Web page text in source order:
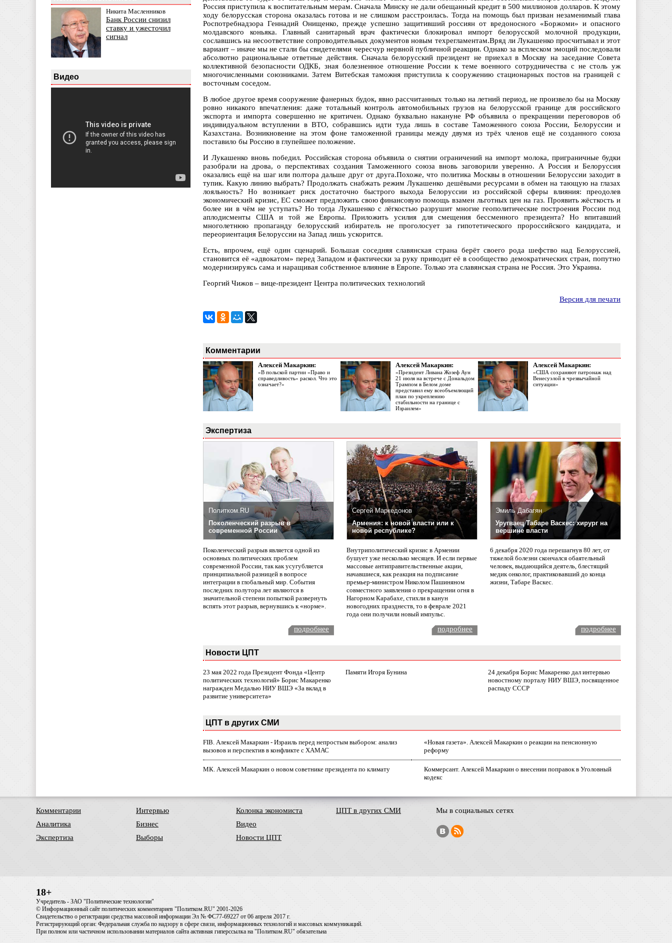
Никита Масленников
Банк России снизил
ставку и ужесточил
сигнал
Видео
Россия приступила к воспитательным мерам. Сначала Минску не дали обещанный кредит в 500 миллионов долларов. К этому
ходу белорусская сторона оказалась готова и не слишком расстроилась. Тогда на помощь был призван незаменимый глава
Роспотребнадзора Геннадий Онищенко, прежде успешно защитивший россиян от вредоносного «Боржоми» и опасного
молдавского коньяка. Главный санитарный врач фактически блокировал импорт белорусской молочной продукции,
сославшись на несоответствие сопроводительных документов новым техрегламентам.Вряд ли Лукашенко просчитывал и этот
вариант – иначе мы не стали бы свидетелями чересчур нервной публичной реакции. Однако за всплеском эмоций последовали
абсолютно рациональные ответные действия. Сначала белорусский президент не приехал в Москву на заседание Совета
коллективной безопасности ОДКБ, зная болезненное отношение России к теме военного сотрудничества с не столь уж
многочисленными союзниками. Затем Витебская таможня приступила к сооружению стационарных постов на границей с
восточным соседом.
В любое другое время сооружение фанерных будок, явно рассчитанных только на летний период, не произвело бы на Москву
ровно никакого впечатления: даже тотальный контроль автомобильных грузов на белорусской границе для российского
экспорта и импорта совершенно не критичен. Однако буквально накануне РФ объявила о прекращении переговоров об
индивидуальном вступлении в ВТО, собравшись идти туда лишь в составе Таможенного союза России, Белоруссии и
Казахстана. Возникновение на этом фоне таможенной границы между двумя из трёх членов ещё не созданного союза
поставило бы Россию в глупейшее положение.
И Лукашенко вновь победил. Российская сторона объявила о снятии ограничений на импорт молока, приграничные будки
разобрали на дрова, о перспективах создания Таможенного союза вновь заговорили уверенно. А Россия и Белоруссия
оказались ещё на шаг или полтора дальше друг от друга.Похоже, что политика Москвы в отношении Белоруссии заходит в
тупик. Какую линию выбрать? Продолжать снабжать режим Лукашенко дешёвыми ресурсами в обмен на тающую на глазах
лояльность? Но возникает риск достаточно быстрого выхода Белоруссии из российской сферы влияния: преодолев
экономический кризис, ЕС сможет предложить свою финансовую помощь взамен льготных цен на газ. Проявить жёсткость и
более ни в чём не уступать? Но тогда Лукашенко с лёгкостью разрушит многие геополитические построения России под
аплодисменты США и той же Европы. Приложить усилия для смещения бессменного президента? Но впитавший
многолетнюю пропаганду белорусский избиратель не проголосует за гипотетического пророссийского кандидата, и
переориентация Белоруссии на Запад лишь ускорится.
Есть, впрочем, ещё один сценарий. Большая соседняя славянская страна берёт своего рода шефство над Белоруссией,
становится её «адвокатом» перед Западом и фактически за руку приводит её в сообщество демократических стран, попутно
модернизируясь сама и наращивая собственное влияние в Европе. Только эта славянская страна не Россия. Это Украина.
Георгий Чижов – вице-президент Центра политических технологий
Версия для печати
Комментарии
Алексей Макаркин:
«В польской партии «Право и
справедливость» раскол. Что это
означает?»
Алексей Макаркин:
«Президент Ливана Жозеф Аун
21 июля на встрече с Дональдом
Трампом в Белом доме
представил ему всеобъемлющий
план по укреплению
стабильности на границе с
Израилем»
Алексей Макаркин:
«США сохраняют патронаж над
Венесуэлой в чрезвычайной
ситуации»
Экспертиза
Политком.RU
Поколенческий разрыв в
современной России
Поколенческий разрыв является одной из
основных политических проблем
современной России, так как усугубляется
принципиальной разницей в вопросе
интеграции в глобальный мир. События
последних полутора лет являются в
значительной степени попыткой развернуть
вспять этот разрыв, вернувшись к «норме».
Сергей Маркедонов
Армения: к новой власти или к
новой республике?
Внутриполитический кризис в Армении
бушует уже несколько месяцев. И если первые
массовые антиправительственные акции,
начавшиеся, как реакция на подписание
премьер-министром Николом Пашиняном
совместного заявления о прекращении огня в
Нагорном Карабахе, стихли в канун
новогодних празднеств, то в феврале 2021
года они получили новый импульс.
Эмиль Дабагян
Уругваец Табаре Васкес: хирург на
вершине власти
6 декабря 2020 года перешагнув 80 лет, от
тяжелой болезни скончался обаятельный
человек, выдающийся деятель, блестящий
медик онколог, практиковавший до конца
жизни, Табаре Васкес.
подробнее подробнее подробнее
Новости ЦПТ
23 мая 2022 года Президент Фонда «Центр
политических технологий» Борис Макаренко
награжден Медалью НИУ ВШЭ «За вклад в
развитие университета»
Памяти Игоря Бунина
24 декабря Борис Макаренко дал интервью
новостному порталу НИУ ВШЭ, посвященное
распаду СССР
ЦПТ в других СМИ
FIB. Алексей Макаркин - Израиль перед непростым выбором: анализ
вызовов и перспектив в конфликте с ХАМАС
«Новая газета». Алексей Макаркин о реакции на пенсионную
реформу
МК. Алексей Макаркин о новом советнике президента по климату
Коммерсант. Алексей Макаркин о внесении поправок в Уголовный
кодекс
Комментарии
Аналитика
Экспертиза
Интервью
Бизнес
Выборы
Колонка экономиста
Видео
Новости ЦПТ
ЦПТ в других СМИ Мы в социальных сетях
18+
Учредитель - ЗАО "Политические технологии"
© Информационный сайт политических комментариев "Политком.RU" 2001-2026
Свидетельство о регистрации средства массовой информации Эл № ФС77-69227 от 06 апреля 2017 г.
Регистрирующий орган: Федеральная служба по надзору в сфере связи, информационных технологий и массовых коммуникаций.
При полном или частичном использовании материалов сайта активная гиперссылка на "Политком.RU" обязательна